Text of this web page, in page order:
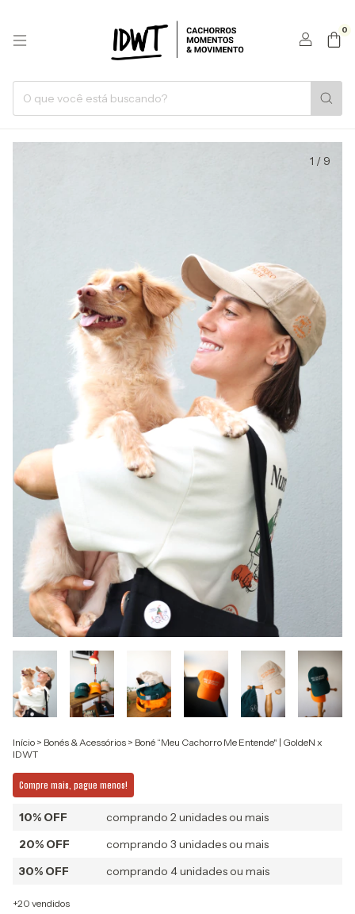
0
1 / 9
Início > Bonés & Acessórios > Boné “Meu Cachorro Me Entende" | GoldeN x
IDWT
Compre mais, pague menos!
10% OFF
comprando 2 unidades ou mais
20% OFF
comprando 3 unidades ou mais
30% OFF
comprando 4 unidades ou mais
+20 vendidos